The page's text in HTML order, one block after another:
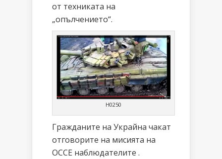
от техниката на
„опълчението“.
Н0250
Гражданите на Украйна чакат
отговорите на мисията на
ОССЕ наблюдателите .